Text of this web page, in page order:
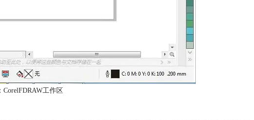
CorelFDRAW工作区